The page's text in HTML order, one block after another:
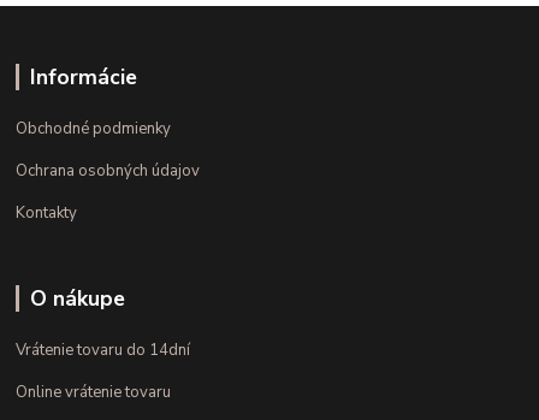
Informácie
Obchodné podmienky
Ochrana osobných údajov
Kontakty
O nákupe
Vrátenie tovaru do 14dní
Online vrátenie tovaru